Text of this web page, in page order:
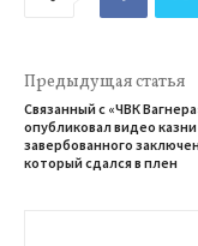
Предыдущая статья
Связанный с «ЧВК
опубликовал видео казни
завербованного
который сдался в плен